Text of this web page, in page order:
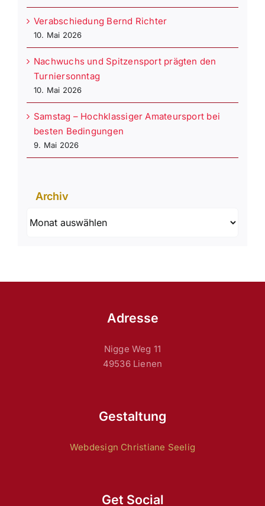
Verabschiedung Bernd Richter
10. Mai 2026
Nachwuchs und Spitzensport prägten den
Turniersonntag
10. Mai 2026
Samstag – Hochklassiger Amateursport bei
besten Bedingungen
9. Mai 2026
Archiv
Adresse
Nigge Weg 11
49536 Lienen
Gestaltung
Webdesign Christiane Seelig
Get Social